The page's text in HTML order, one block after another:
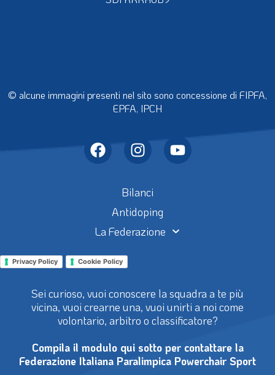
© alcune immagini presenti nel sito sono concessione di FIPFA,
EPFA, IPCH
Bilanci
Antidoping
La Federazione
Privacy Policy Cookie Policy
Sei curioso, vuoi conoscere la squadra a te più
vicina, vuoi crearne una, vuoi unirti a noi come
volontario, arbitro o classificatore?
Compila il modulo qui sotto per contattare la
Federazione Italiana Paralimpica Powerchair Sport